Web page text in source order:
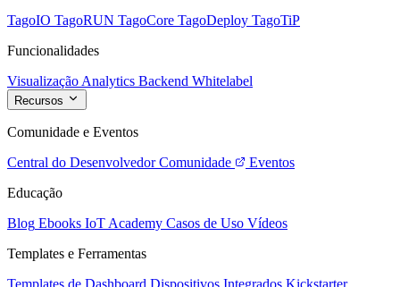
TagoIO TagoRUN TagoCore TagoDeploy TagoTiP
Funcionalidades
Visualização Analytics Backend Whitelabel
Recursos
Comunidade e Eventos
Central do Desenvolvedor Comunidade
Eventos
Educação
Blog Ebooks IoT Academy Casos de Uso Vídeos
Templates e Ferramentas
Templates de Dashboard Dispositivos Integrados Kickstarter